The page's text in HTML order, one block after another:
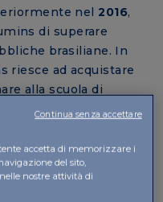
nel 2016,
di superare
brasiliane. In
riesce ad acquistare
alla scuola di
e avvia unprogetto
INSIEME
accetta di memorizzare i
del sito,
nostre attività di
Continua senza accettare